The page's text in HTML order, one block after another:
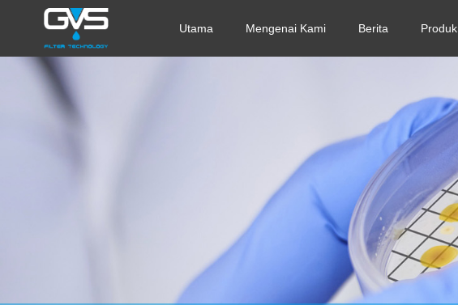
Utama Mengenai Kami Berita Produk